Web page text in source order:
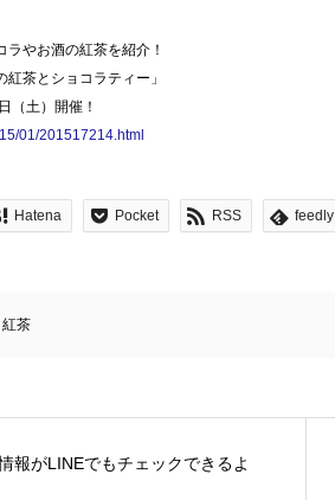
やお酒の紅茶を紹介！
紅茶とショコラティー」
（土）開催！
01/201517214.html
Hatena Pocket RSS feedly
紅茶
報がLINEでもチェックできるよ